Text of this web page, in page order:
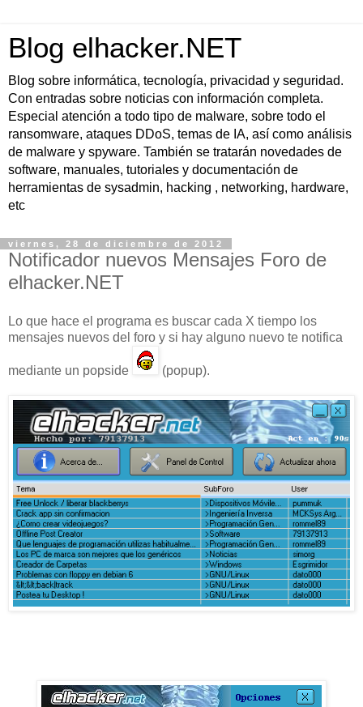
Blog elhacker.NET
Blog sobre informática, tecnología, privacidad y seguridad.
Con entradas sobre noticias con información completa.
Especial atención a todo tipo de malware, sobre todo el
ransomware, ataques DDoS, temas de IA, así como análisis
de malware y spyware. También se tratarán novedades de
software, manuales, tutoriales y documentación de
herramientas de sysadmin, hacking , networking, hardware,
etc
viernes, 28 de diciembre de 2012
Notificador nuevos Mensajes Foro de
elhacker.NET
Lo que hace el programa es buscar cada X tiempo los
mensajes nuevos del foro y si hay alguno nuevo te notifica
mediante un popside (popup).